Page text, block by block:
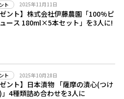
ト 2025年11月11日
ゼント】株式会社伊藤農園「100%ピ
ース 180ml×5本セット」を3人に!
ト 2025年10月28日
ゼント】日本漬物 「薩摩の漬心(つけ
」4種類詰め合わせを3人に